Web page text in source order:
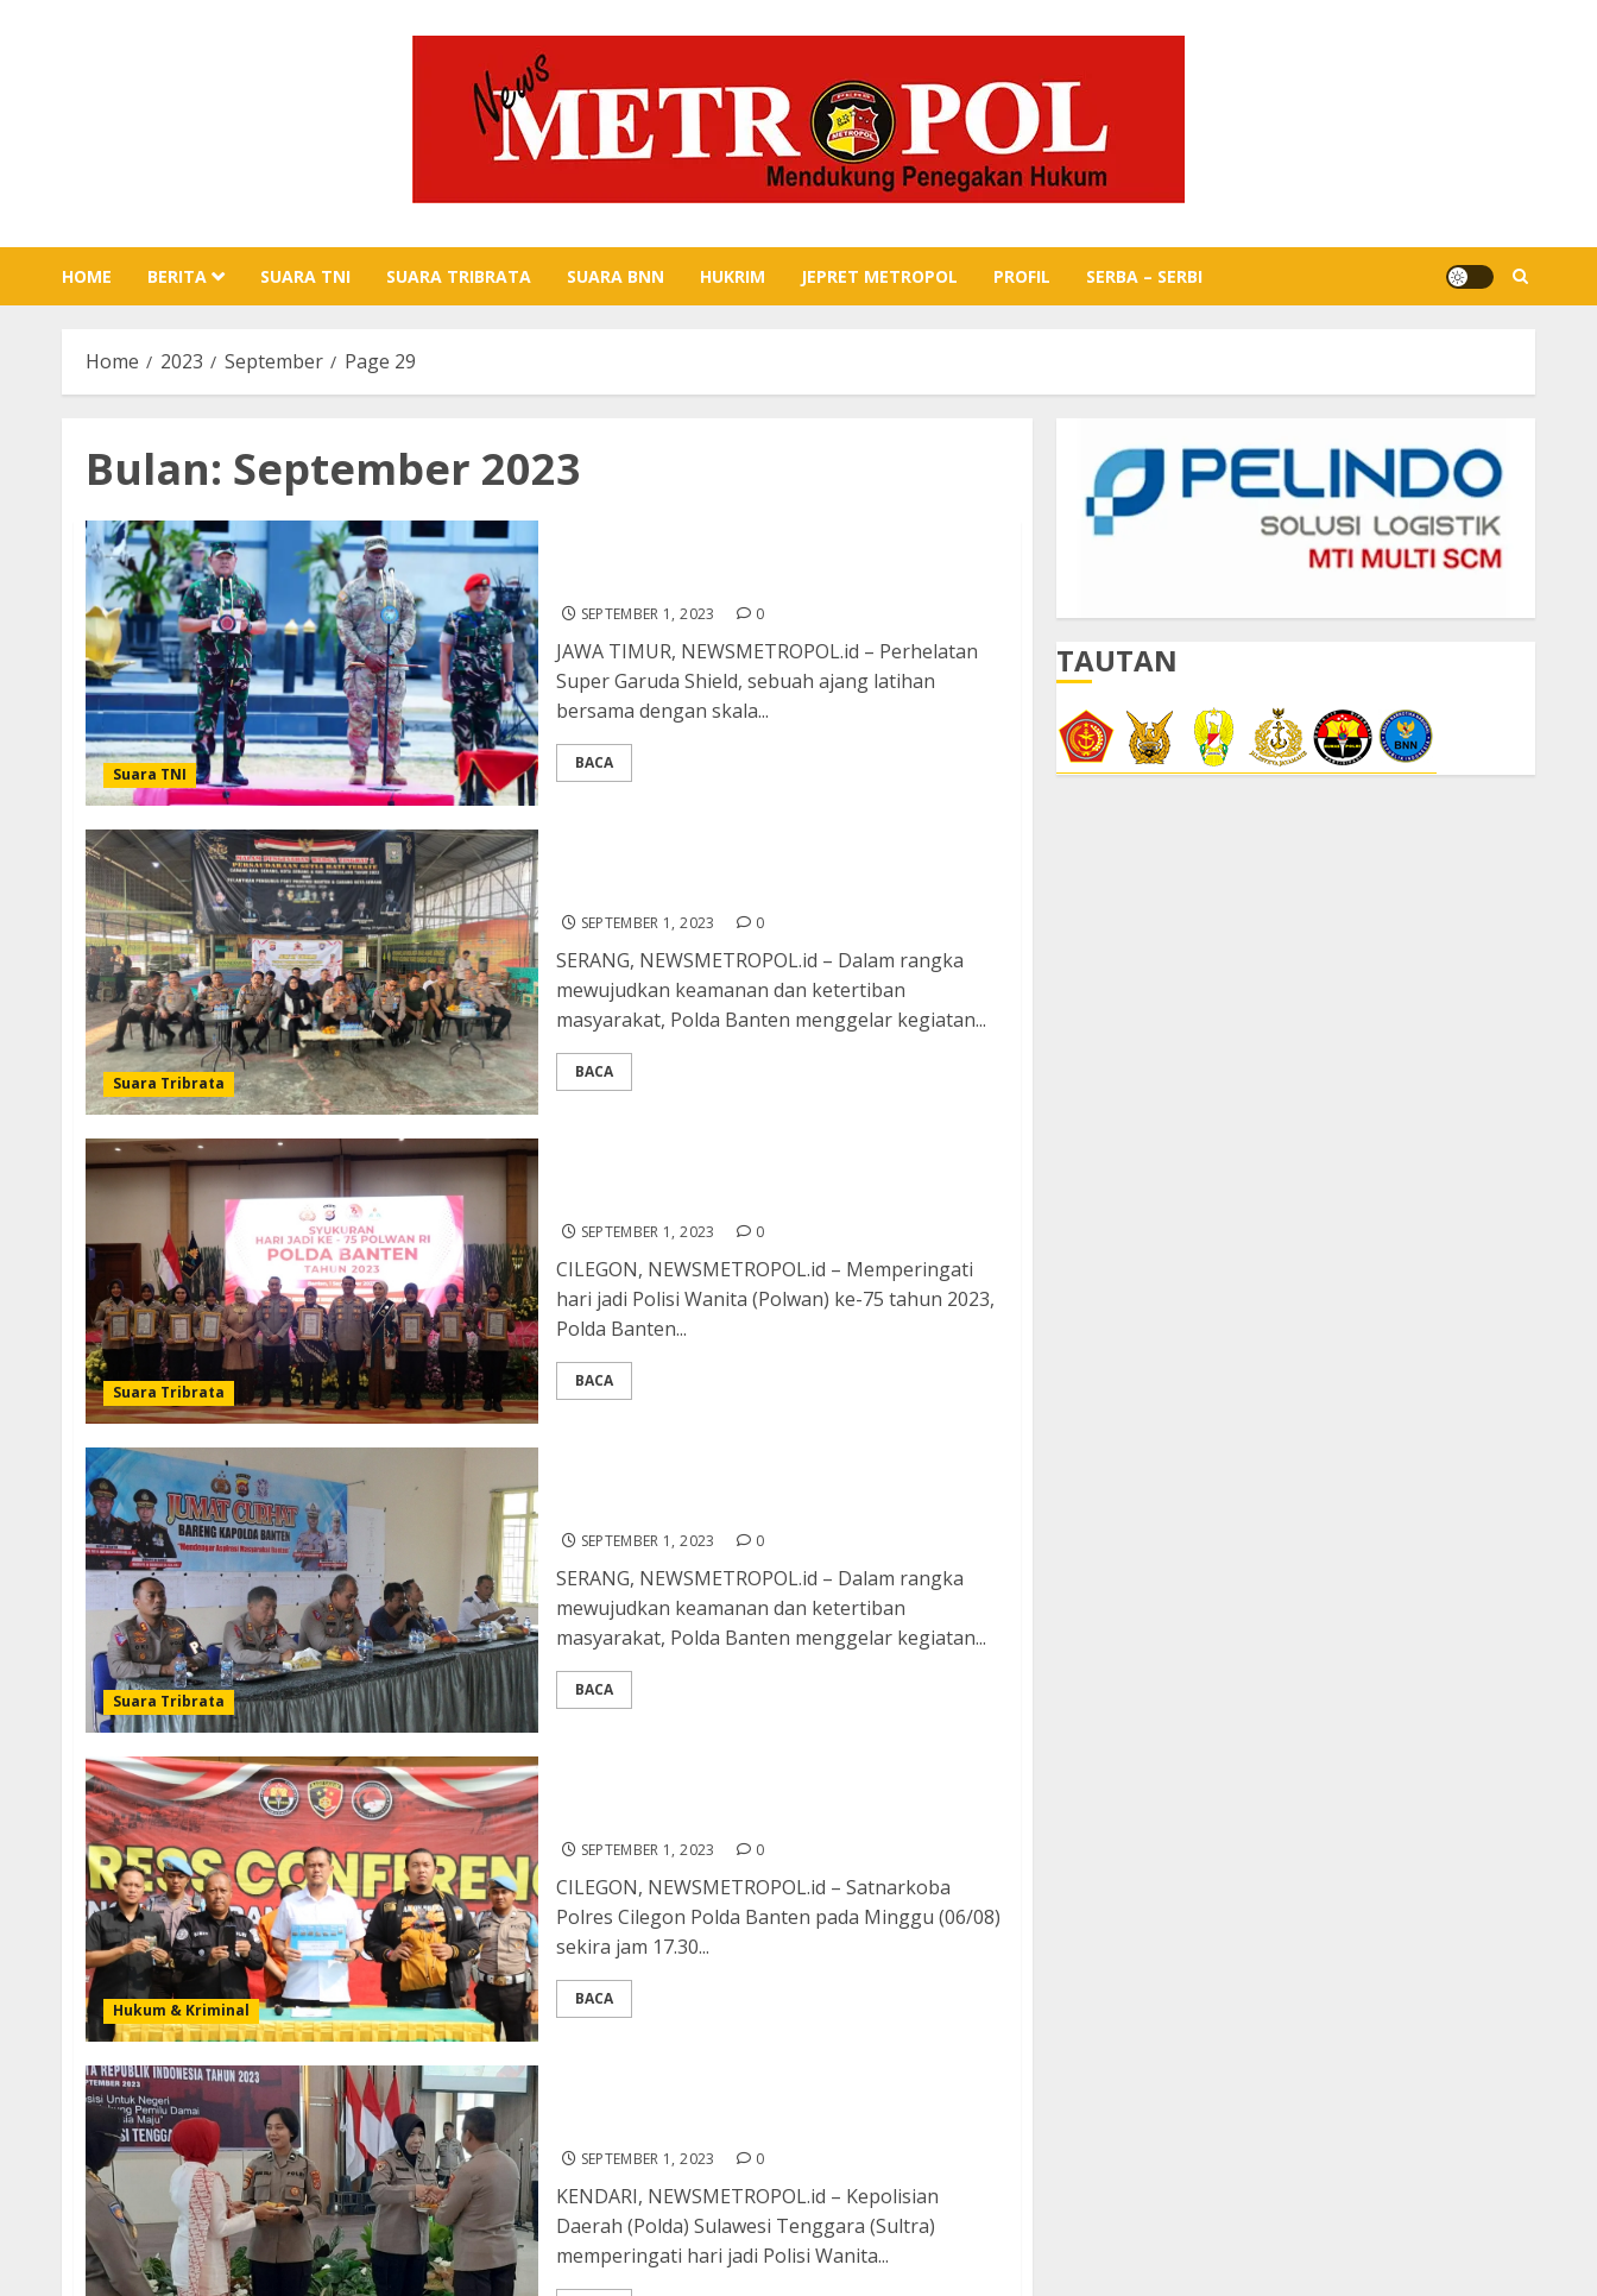
HOME BERITA SUARA TNI SUARA TRIBRATA SUARA BNN HUKRIM JEPRET METROPOL PROFIL SERBA – SERBI
Home 2023 September Page 29
Bulan: September 2023
Suara TNI
SEPTEMBER 1, 2023 0
JAWA TIMUR, NEWSMETROPOL.id – Perhelatan
Super Garuda Shield, sebuah ajang latihan
bersama dengan skala...
BACA
Suara Tribrata
SEPTEMBER 1, 2023 0
SERANG, NEWSMETROPOL.id – Dalam rangka
mewujudkan keamanan dan ketertiban
masyarakat, Polda Banten menggelar kegiatan...
BACA
Suara Tribrata
SEPTEMBER 1, 2023 0
CILEGON, NEWSMETROPOL.id – Memperingati
hari jadi Polisi Wanita (Polwan) ke-75 tahun 2023,
Polda Banten...
BACA
Suara Tribrata
SEPTEMBER 1, 2023 0
SERANG, NEWSMETROPOL.id – Dalam rangka
mewujudkan keamanan dan ketertiban
masyarakat, Polda Banten menggelar kegiatan...
BACA
Hukum & Kriminal
SEPTEMBER 1, 2023 0
CILEGON, NEWSMETROPOL.id – Satnarkoba
Polres Cilegon Polda Banten pada Minggu (06/08)
sekira jam 17.30...
BACA
SEPTEMBER 1, 2023 0
KENDARI, NEWSMETROPOL.id – Kepolisian
Daerah (Polda) Sulawesi Tenggara (Sultra)
memperingati hari jadi Polisi Wanita...
TAUTAN